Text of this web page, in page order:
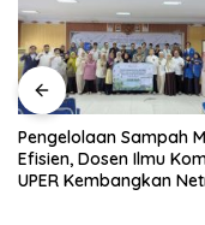
Pengelolaan Sampah
Efisien, Dosen Ilmu
UPER Kembangkan